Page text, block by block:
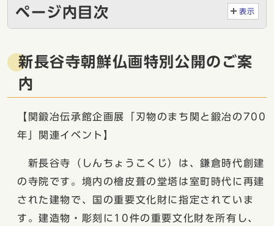
ページ内目次 表示
新長谷寺朝鮮仏画特別公開のご案
内
【関鍛冶伝承館企画展「刃物のまち関と鍛冶の700
年」関連イベント】
新長谷寺（しんちょうこくじ）は、鎌倉時代創建
の寺院です。境内の檜皮葺の堂塔は室町時代に再建
された建物で、国の重要文化財に指定されていま
す。建造物・彫刻に10件の重要文化財を所有し、